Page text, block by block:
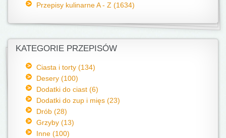
Przepisy kulinarne A - Z (1634)
KATEGORIE PRZEPISÓW
Ciasta i torty (134)
Desery (100)
Dodatki do ciast (6)
Dodatki do zup i mięs (23)
Drób (28)
Grzyby (13)
Inne (100)